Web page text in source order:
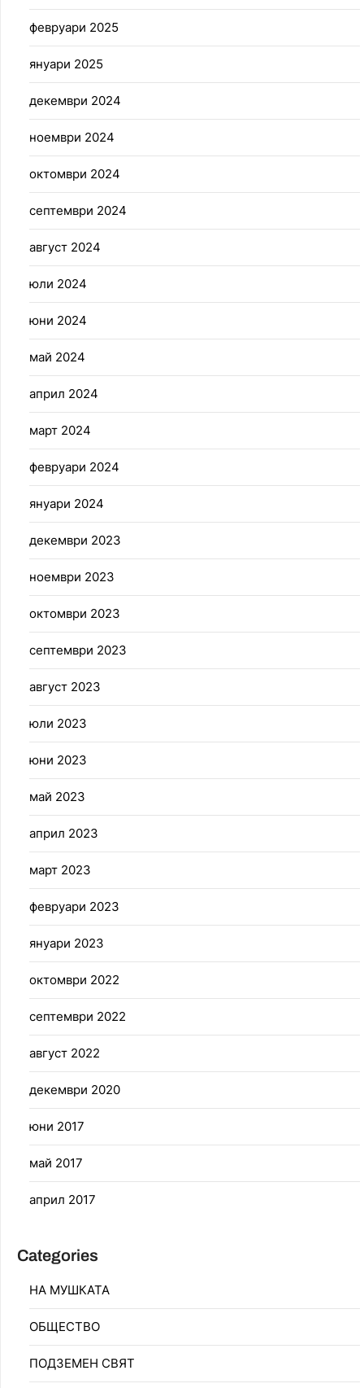
февруари 2025
януари 2025
декември 2024
ноември 2024
октомври 2024
септември 2024
август 2024
юли 2024
юни 2024
май 2024
април 2024
март 2024
февруари 2024
януари 2024
декември 2023
ноември 2023
октомври 2023
септември 2023
август 2023
юли 2023
юни 2023
май 2023
април 2023
март 2023
февруари 2023
януари 2023
октомври 2022
септември 2022
август 2022
декември 2020
юни 2017
май 2017
април 2017
Categories
НА МУШКАТА
ОБЩЕСТВО
ПОДЗЕМЕН СВЯТ